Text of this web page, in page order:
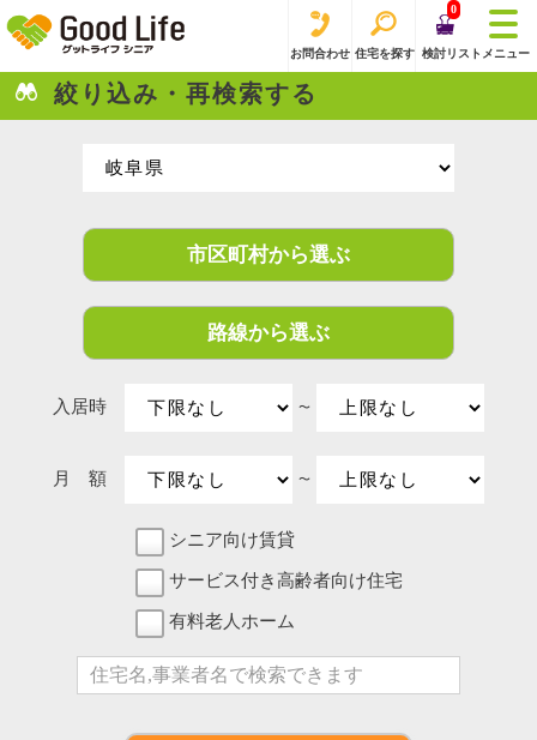
お問合わせ 住宅を探す
0
検討リスト メニュー
絞り込み・再検索する
市区町村から選ぶ
路線から選ぶ
入居時 〜
月 額 〜
シニア向け賃貸
サービス付き高齢者向け住宅
有料老人ホーム